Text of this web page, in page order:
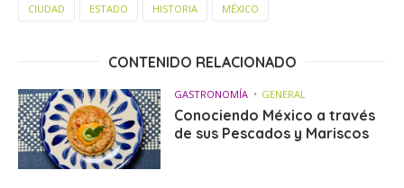
CIUDAD ESTADO HISTORIA MÉXICO
CONTENIDO RELACIONADO
GASTRONOMÍA GENERAL
Conociendo México a través
de sus Pescados y Mariscos